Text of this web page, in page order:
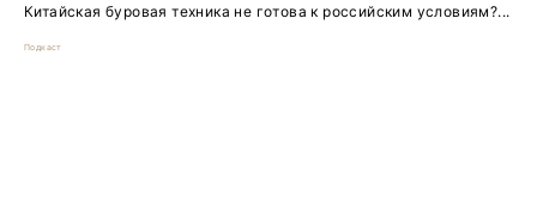
Китайская буровая техника не готова к российским условиям?...
Подкаст